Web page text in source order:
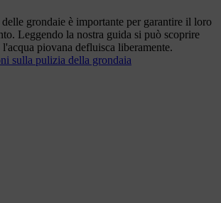
grondaie è importante per garantire il loro
Leggendo la nostra guida si può scoprire
l'acqua piovana defluisca liberamente.
sulla pulizia della grondaia